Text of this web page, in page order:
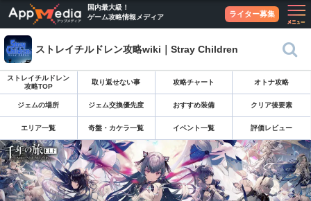
国内最大級！
ゲーム攻略情報メディア
ライター募集
ストレイチルドレン攻略wiki｜Stray Children
ストレイチルドレン
攻略TOP
取り返せない事 攻略チャート オトナ攻略
ジェムの場所 ジェム交換優先度 おすすめ装備 クリア後要素
エリア一覧 奇盤・カケラ一覧 イベント一覧 評価レビュー